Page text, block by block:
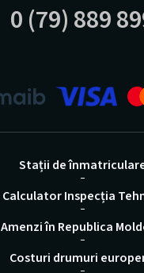
0 (79) 889
Stații de
Calculator Inspecția
Amenzi în Republica
Costuri drumuri